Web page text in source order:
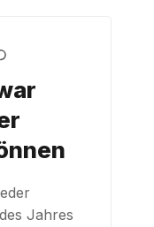
Jahres